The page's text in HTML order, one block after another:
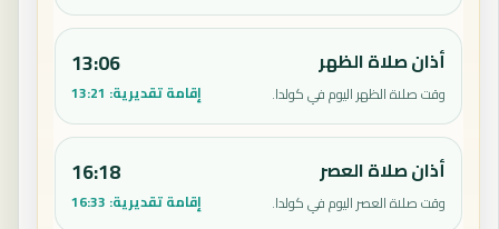
أذان صلاة الظهر
وقت صلاة الظهر اليوم في كولدا.
13:06
إقامة تقديرية: 13:21
أذان صلاة العصر
وقت صلاة العصر اليوم في كولدا.
16:18
إقامة تقديرية: 16:33